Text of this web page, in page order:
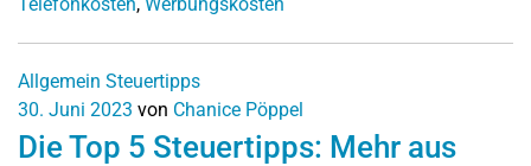
Allgemein Steuertipps
30. Juni 2023 von Chanice Pöppel
Die Top 5 Steuertipps: Mehr aus